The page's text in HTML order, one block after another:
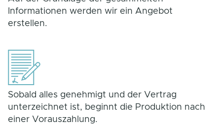
Informationen werden wir ein Angebot
erstellen.
Sobald alles genehmigt und der Vertrag
unterzeichnet ist, beginnt die Produktion nach
einer Vorauszahlung.